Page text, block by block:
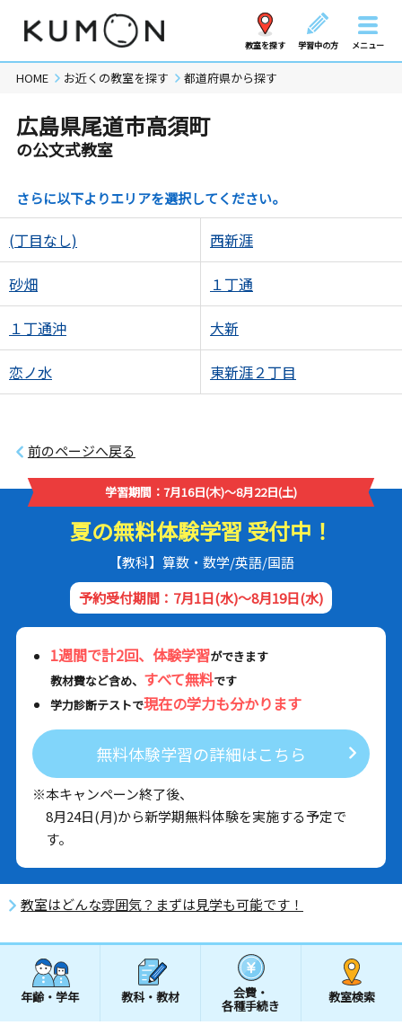
教室を探す 学習中の方 メニュー
HOME お近くの教室を探す 都道府県から探す
広島県尾道市高須町
の公文式教室
さらに以下よりエリアを選択してください。
(丁目なし) 西新涯
砂畑 １丁通
１丁通沖 大新
恋ノ水 東新涯２丁目
前のページへ戻る
学習期間：7月16日(木)～8月22日(土)
夏の無料体験学習 受付中！
【教科】算数・数学/英語/国語
予約受付期間：7月1日(水)～8月19日(水)
1週間で計2回、体験学習ができます
教材費など含め、 すべて無料です
学力診断テストで現在の学力も分かります
無料体験学習の詳細はこちら
※本キャンペーン終了後、
8月24日(月)から新学期無料体験を実施する予定で
す。
教室はどんな雰囲気？まずは見学も可能です！
年齢・学年 教科・教材 会費・
各種手続き
教室検索